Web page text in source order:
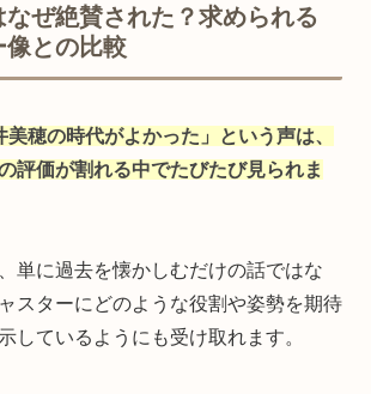
なぜ絶賛された？求められる
像との比較
美穂の時代がよかった」という声は、
評価が割れる中でたびたび見られま
単に過去を懐かしむだけの話ではな
スターにどのような役割や姿勢を期待
しているようにも受け取れます。